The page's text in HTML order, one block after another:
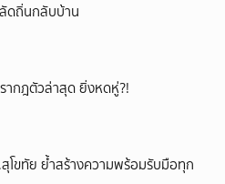
ดถิ่นกลับบ้าน
ากฎตัวล่าสุด ยิ่งหดหู่?!
โขทัย ย้ำสร้างความพร้อมรับมือทุก